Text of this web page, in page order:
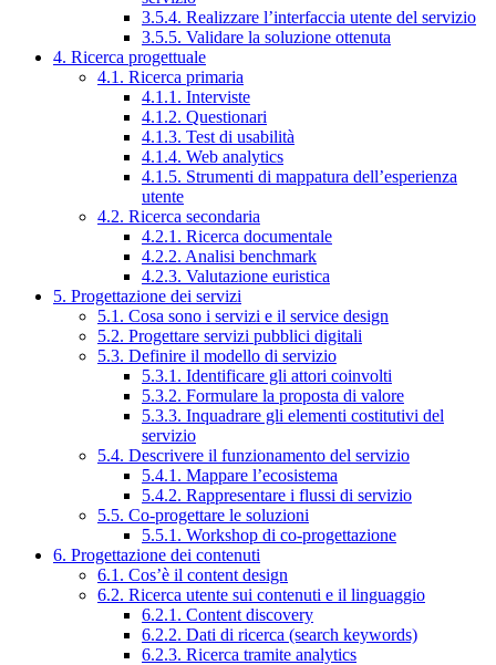
3.5.4. Realizzare l’interfaccia utente del servizio
3.5.5. Validare la soluzione ottenuta
4. Ricerca progettuale
4.1. Ricerca primaria
4.1.1. Interviste
4.1.2. Questionari
4.1.3. Test di usabilità
4.1.4. Web analytics
4.1.5. Strumenti di mappatura dell’esperienza
utente
4.2. Ricerca secondaria
4.2.1. Ricerca documentale
4.2.2. Analisi benchmark
4.2.3. Valutazione euristica
5. Progettazione dei servizi
5.1. Cosa sono i servizi e il service design
5.2. Progettare servizi pubblici digitali
5.3. Definire il modello di servizio
5.3.1. Identificare gli attori coinvolti
5.3.2. Formulare la proposta di valore
5.3.3. Inquadrare gli elementi costitutivi del
servizio
5.4. Descrivere il funzionamento del servizio
5.4.1. Mappare l’ecosistema
5.4.2. Rappresentare i flussi di servizio
5.5. Co-progettare le soluzioni
5.5.1. Workshop di co-progettazione
6. Progettazione dei contenuti
6.1. Cos’è il content design
6.2. Ricerca utente sui contenuti e il linguaggio
6.2.1. Content discovery
6.2.2. Dati di ricerca (search keywords)
6.2.3. Ricerca tramite analytics